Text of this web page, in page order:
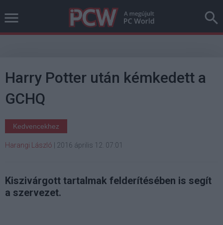
Harry Potter után kémkedett a
GCHQ
Kedvencekhez
Harangi László 2016 április 12. 07:01
Kiszivárgott tartalmak felderítésében is segít
a szervezet.